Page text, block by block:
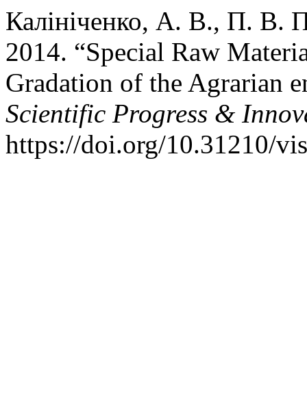
Калініченко, А. В., П. В.
2014. “Special Raw
Gradation of the Agrarian
Scientific Progress &
https://doi.org/10.31210/